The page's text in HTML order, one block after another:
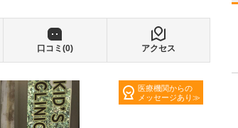
口コミ(0) アクセス
医療機関からの
メッセージあり